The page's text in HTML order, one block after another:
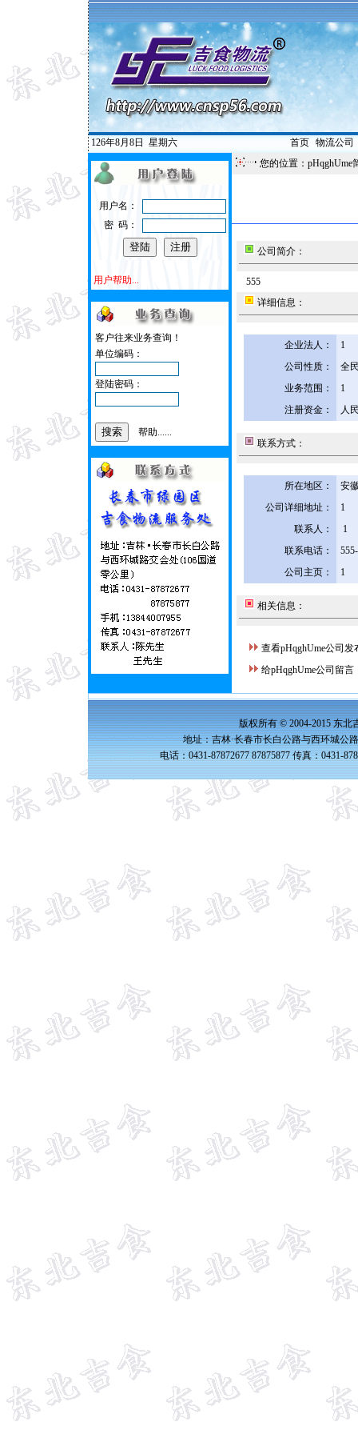
126年8月8日 星期六 首页| 物流公司
用户名：
密 码：
用户帮助...
客户往来业务查询！
单位编码：
登陆密码：
帮助......
您的位置：pHqghUme
公司简介：
555
详细信息：
企业法人：
1
公司性质：
全
业务范围：
1
注册资金：
人
联系方式：
所在地区：
安
公司详细地址：
1
联系人：
1
联系电话：
公司主页：
1
相关信息：
查看pHqghUme公司发
给pHqghUme公司留言
版权所有 © 2004-2015 东北
地址：吉林·长春市长白公路与西环城公
电话：0431-87872677 87875877 传真：0431-